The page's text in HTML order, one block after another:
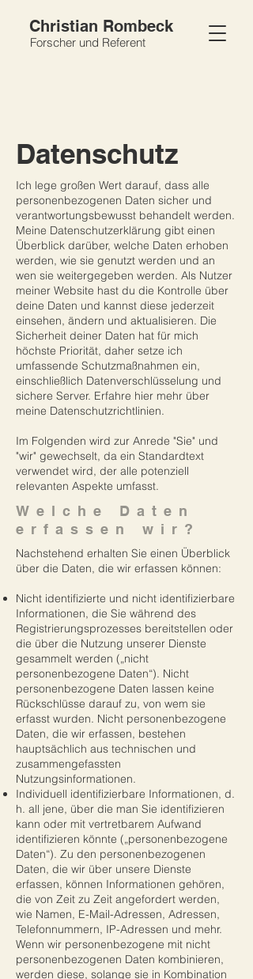
Christian Rombeck
Forscher und Referent
Datenschutz
Ich lege großen Wert darauf, dass alle
personenbezogenen Daten sicher und
verantwortungsbewusst behandelt werden.
Meine Datenschutzerklärung gibt einen
Überblick darüber, welche Daten erhoben
werden, wie sie genutzt werden und an
wen sie weitergegeben werden. Als Nutzer
meiner Website hast du die Kontrolle über
deine Daten und kannst diese jederzeit
einsehen, ändern und aktualisieren. Die
Sicherheit deiner Daten hat für mich
höchste Priorität, daher setze ich
umfassende Schutzmaßnahmen ein,
einschließlich Datenverschlüsselung und
sichere Server. Erfahre hier mehr über
meine Datenschutzrichtlinien.
Im Folgenden wird zur Anrede "Sie" und
"wir" gewechselt, da ein Standardtext
verwendet wird, der alle potenziell
relevanten Aspekte umfasst.
Welche Daten
erfassen wir?
Nachstehend erhalten Sie einen Überblick
über die Daten, die wir erfassen können:
Nicht identifizierte und nicht identifizierbare
Informationen, die Sie während des
Registrierungsprozesses bereitstellen oder
die über die Nutzung unserer Dienste
gesammelt werden („nicht
personenbezogene Daten“). Nicht
personenbezogene Daten lassen keine
Rückschlüsse darauf zu, von wem sie
erfasst wurden. Nicht personenbezogene
Daten, die wir erfassen, bestehen
hauptsächlich aus technischen und
zusammengefassten
Nutzungsinformationen.
Individuell identifizierbare Informationen, d.
h. all jene, über die man Sie identifizieren
kann oder mit vertretbarem Aufwand
identifizieren könnte („personenbezogene
Daten“). Zu den personenbezogenen
Daten, die wir über unsere Dienste
erfassen, können Informationen gehören,
die von Zeit zu Zeit angefordert werden,
wie Namen, E-Mail-Adressen, Adressen,
Telefonnummern, IP-Adressen und mehr.
Wenn wir personenbezogene mit nicht
personenbezogenen Daten kombinieren,
werden diese, solange sie in Kombination